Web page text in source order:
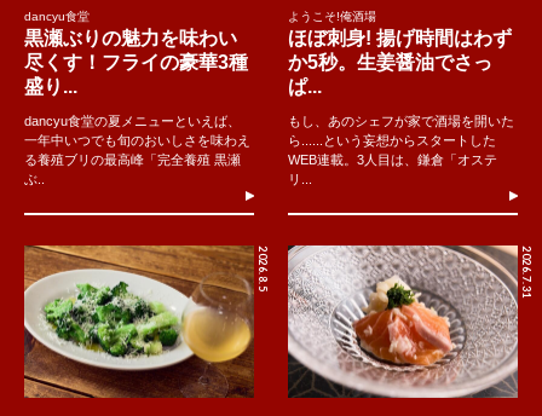
dancyu食堂
黒瀬ぶりの魅力を味わい
尽くす！フライの豪華3種
盛り...
dancyu食堂の夏メニューといえば、
一年中いつでも旬のおいしさを味わえ
る養殖ブリの最高峰「完全養殖 黒瀬
ぶ..
ようこそ!俺酒場
ほぼ刺身! 揚げ時間はわず
か5秒。生姜醤油でさっ
ぱ...
もし、あのシェフが家で酒場を開いた
ら......という妄想からスタートした
WEB連載。3人目は、鎌倉「オステ
リ...
2026.8.5 2026.7.31